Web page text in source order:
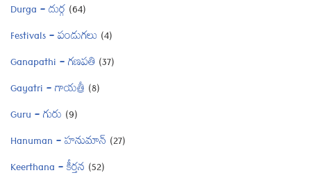
Durga – దుర్గ (64)
Festivals – పండుగలు (4)
Ganapathi – గణపతి (37)
Gayatri – గాయత్రీ (8)
Guru – గురు (9)
Hanuman – హనుమాన్ (27)
Keerthana – కీర్తన (52)